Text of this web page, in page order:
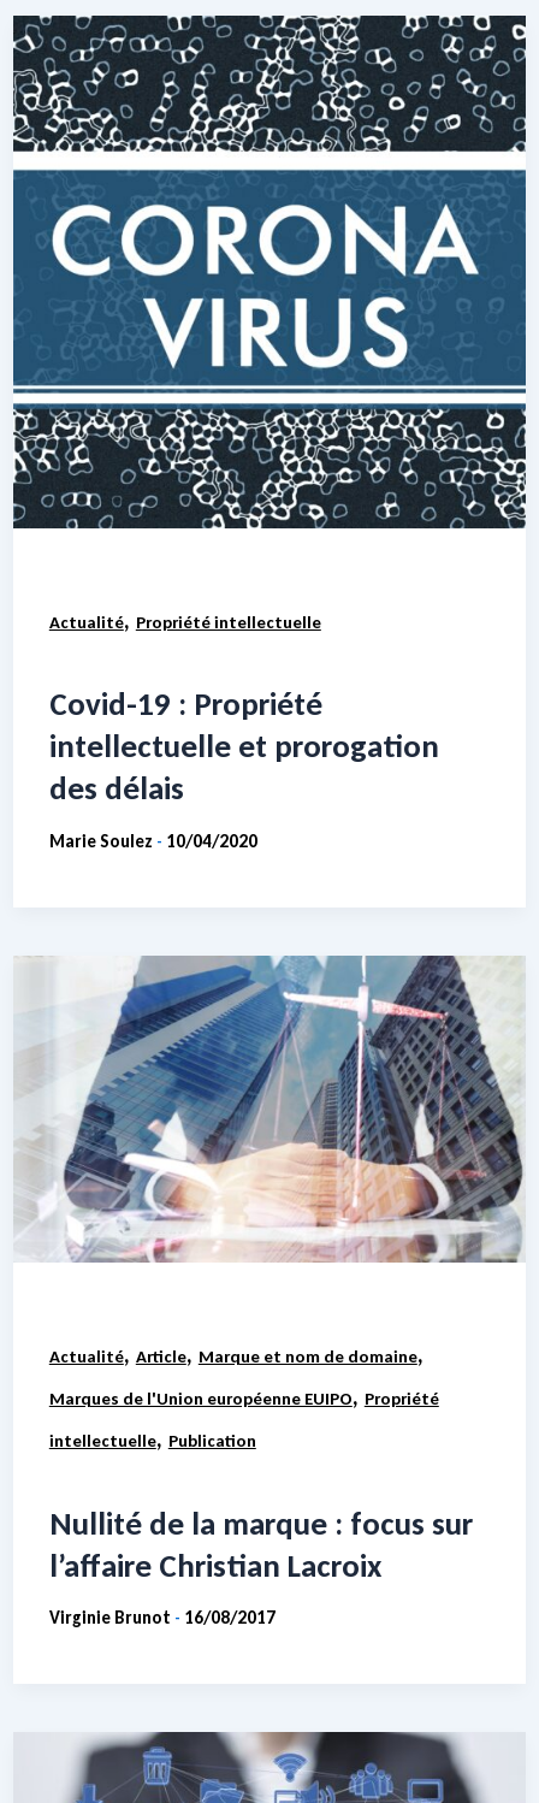
Actualité, Propriété intellectuelle
Covid-19 : Propriété
intellectuelle et prorogation
des délais
Marie Soulez - 10/04/2020
Actualité, Article, Marque et nom de domaine,
Marques de l'Union européenne EUIPO, Propriété
intellectuelle, Publication
Nullité de la marque : focus sur
l’affaire Christian Lacroix
Virginie Brunot - 16/08/2017